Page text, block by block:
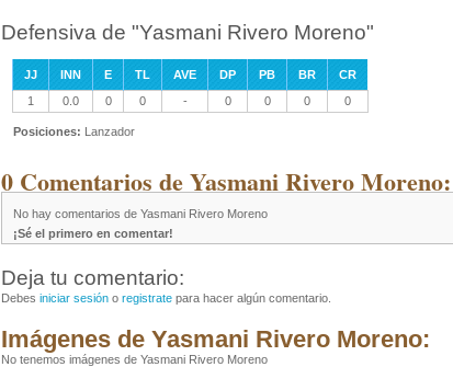
Defensiva de "Yasmani Rivero Moreno"
JJ INN E TL AVE DP PB BR
CR
1
0.0 0 0 - 0 0 0 0
Posiciones: Lanzador
0 Comentarios de Yasmani Rivero Moreno:
No hay comentarios de Yasmani Rivero Moreno
¡Sé el primero en comentar!
Deja tu comentario:
Debes iniciar sesión o registrate para hacer algún comentario.
Imágenes de Yasmani Rivero Moreno:
No tenemos imágenes de Yasmani Rivero Moreno